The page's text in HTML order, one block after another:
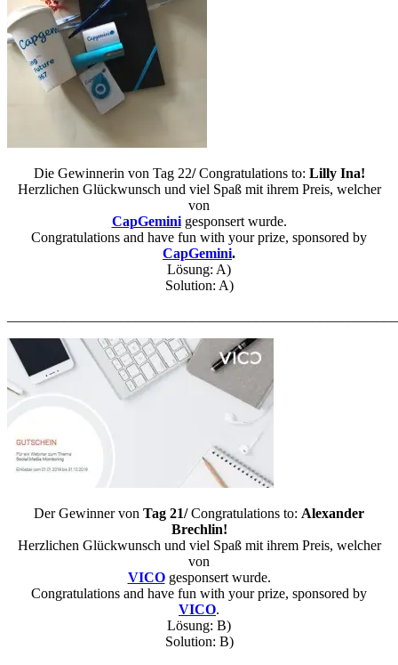
Die Gewinnerin von Tag 22/Congratulations to: Lilly Ina!
Herzlichen Glückwunsch und viel Spaß mit ihrem Preis, welcher
von
CapGeminigesponsert wurde.
Congratulations and have fun with your prize, sponsored by
CapGemini.
Lösung: A)
Solution: A)
Der Gewinner von Tag 21/Congratulations to: Alexander
Brechlin!
Herzlichen Glückwunsch und viel Spaß mit ihrem Preis, welcher
von
VICOgesponsert wurde.
Congratulations and have fun with your prize, sponsored by
VICO.
Lösung: B)
Solution: B)